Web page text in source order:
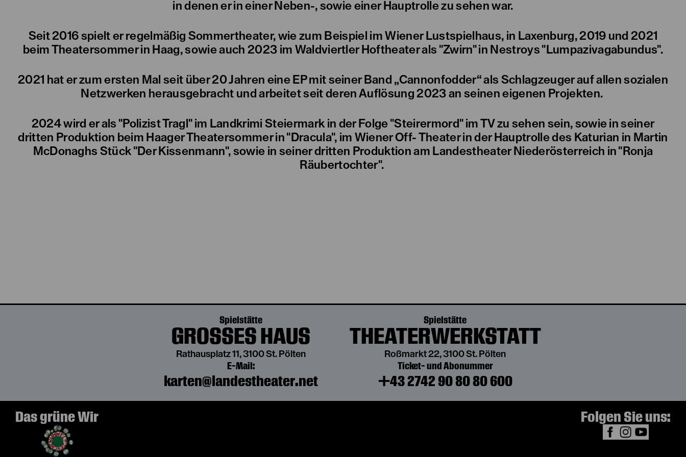
in denen er in einer Neben-, sowie einer Hauptrolle zu sehen war.
Seit 2016 spielt er regelmäßig Sommertheater, wie zum Beispiel im Wiener Lustspielhaus, in Laxenburg, 2019 und 2021
beim Theatersommer in Haag, sowie auch 2023 im Waldviertler Hoftheater als "Zwirn" in Nestroys "Lumpazivagabundus".
2021 hat er zum ersten Mal seit über 20 Jahren eine EP mit seiner Band „Cannonfodder“ als Schlagzeuger auf allen sozialen
Netzwerken herausgebracht und arbeitet seit deren Auflösung 2023 an seinen eigenen Projekten.
2024 wird er als "Polizist Tragl" im Landkrimi Steiermark in der Folge "Steirermord" im TV zu sehen sein, sowie in seiner
dritten Produktion beim Haager Theatersommer in "Dracula", im Wiener Off- Theater in der Hauptrolle des Katurian in Martin
McDonaghs Stück "Der Kissenmann", sowie in seiner dritten Produktion am Landestheater Niederösterreich in "Ronja
Räubertochter".
Spielstätte
GROSSES HAUS
Rathausplatz 11, 3100 St. Pölten
Spielstätte
THEATERWERKSTATT
Roßmarkt 22, 3100 St. Pölten
Ticket- und Abonummer
+43 2742 90 80 80 600
E-Mail:
karten@landestheater.net
Das grüne Wir
Folgen Sie uns: